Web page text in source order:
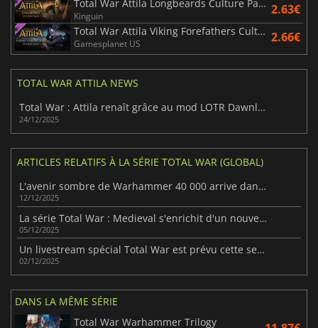
Total War Attila Longbeards Culture Pack
Kinguin 2.63€
Total War Attila Viking Forefathers Culture Pack
Gamesplanet US 2.66€
TOTAL WAR ATTILA NEWS
Total War : Attila renaît grâce au mod LOTR Dawnless Days
24/12/2025
ARTICLES RELATIFS À LA SÉRIE TOTAL WAR (GLOBAL)
L'avenir sombre de Warhammer 40 000 arrive dans la série Total War
12/12/2025
La série Total War : Medieval s'enrichit d'un nouveau volet
05/12/2025
Un livestream spécial Total War est prévu cette semaine
02/12/2025
DANS LA MÊME SÉRIE
Total War Warhammer Trilogy